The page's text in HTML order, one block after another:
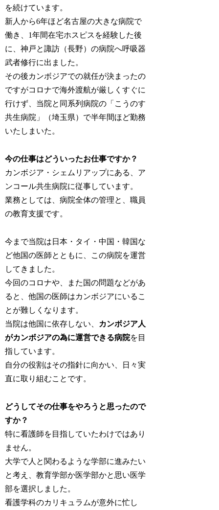
を続けています。
新人から6年ほど名古屋の大きな病院で
働き、1年間在宅ホスピスを経験した後
に、神戸と諏訪（長野）の病院へ呼吸器
武者修行に出ました。
その後カンボジアでの就任が決まったの
ですがコロナで海外渡航が厳しくすぐに
行けず、当院と同系列病院の「こうのす
共生病院」（埼玉県）で半年間ほど勤務
いたしまいた。
今の仕事はどういったお仕事ですか？
カンボジア・シェムリアップにある、ア
ンコール共生病院に従事しています。
業務としては、病院全体の管理と、職員
の教育支援です。
今まで当院は日本・タイ・中国・韓国な
ど他国の医師とともに、この病院を運営
してきました。
今回のコロナや、また国の問題などがあ
ると、他国の医師はカンボジアにいるこ
とが難しくなります。
当院は他国に依存しない、
カンボジア人
がカンボジアの為に運営できる病院を目
指しています。
自分の役割はその指針に向かい、日々実
直に取り組むことです。
どうしてその仕事をやろうと思ったので
すか？
特に看護師を目指していたわけではあり
ません。
大学で人と関わるような学部に進みたい
と考え、教育学部か医学部かと思い医学
部を選択しました。
看護学科のカリキュラムが意外に忙し